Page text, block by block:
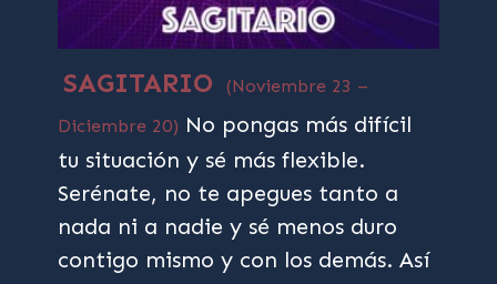
SAGITARIO
(Noviembre 23 –
Diciembre 20) No pongas más difícil
tu situación y sé más flexible.
Serénate, no te apegues tanto a
nada ni a nadie y sé menos duro
contigo mismo y con los demás. Así